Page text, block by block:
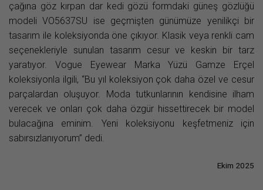
çağına göz kırpan dar kedi gözü formdaki güneş gözlüğü
modeli VO5637SU ise geçmişten günümüze yenilikçi bir
tasarım ile koleksiyonda öne çıkıyor. Klasik veya renkli cam
seçenekleriyle sunulan tasarım cesur ve keskin bir tarz
yaratıyor. Vogue Eyewear Marka Yüzü Gamze Erçel
koleksiyonla ilgili, “Bu yıl koleksiyon çok daha özel ve cesur
parçalardan oluşuyor. Moda tutkunlarının kendisine ilham
verecek ve onları çok daha özgür hissettirecek bir model
bulacağına eminim. Yeni koleksiyonu keşfetmeniz için
sabırsızlanıyorum” dedi.
Ekim 2025